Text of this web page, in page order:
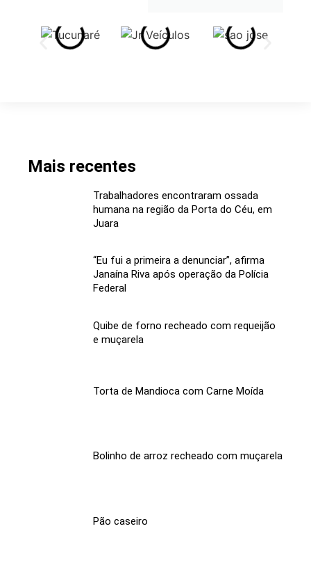
Mais recentes
Trabalhadores encontraram ossada
humana na região da Porta do Céu, em
Juara
“Eu fui a primeira a denunciar”, afirma
Janaína Riva após operação da Polícia
Federal
Quibe de forno recheado com requeijão
e muçarela
Torta de Mandioca com Carne Moída
Bolinho de arroz recheado com muçarela
Pão caseiro